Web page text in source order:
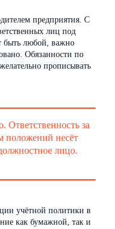
предприятия. С
лиц под
быть любой, важно
Обязанности по
прописывать
Ответственность за
положений несёт
лицо.
учётной политики в
как бумажной, так и